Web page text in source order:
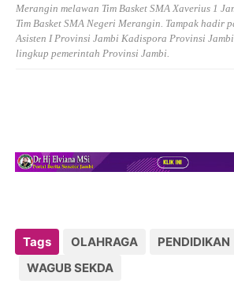
Merangin melawan Tim Basket SMA Xaverius 1
Tim Basket SMA Negeri Merangin. Tampak hadir
Asisten I Provinsi Jambi Kadispora Provinsi
lingkup pemerintah Provinsi Jambi.
Tags OLAHRAGA
PENDIDIKAN
WAGUB SEKDA